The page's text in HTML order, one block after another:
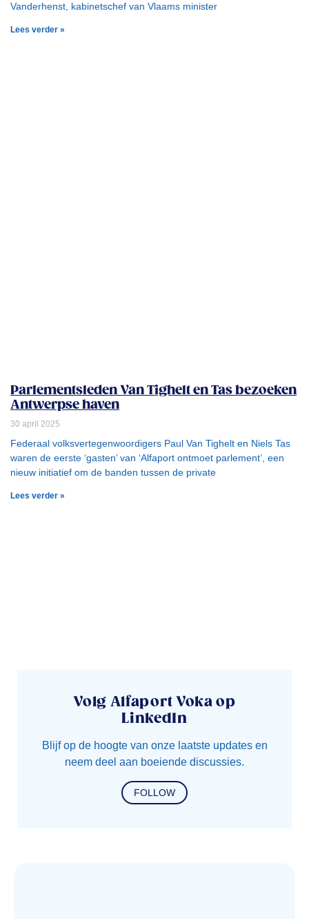
Vanderhenst, kabinetschef van Vlaams minister
Lees verder »
Parlementsleden Van Tighelt en Tas bezoeken
Antwerpse haven
30 april 2025
Federaal volksvertegenwoordigers Paul Van Tighelt en Niels Tas
waren de eerste ‘gasten’ van ‘Alfaport ontmoet parlement’, een
nieuw initiatief om de banden tussen de private
Lees verder »
Volg Alfaport Voka op
LinkedIn
Blijf op de hoogte van onze laatste updates en
neem deel aan boeiende discussies.
FOLLOW